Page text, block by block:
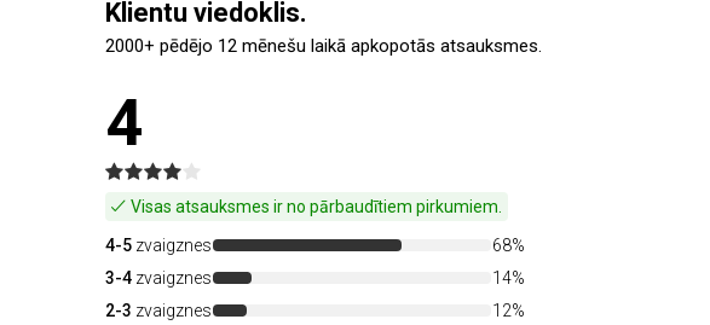
Klientu viedoklis.
2000+ pēdējo 12 mēnešu laikā apkopotās atsauksmes.
4
Visas atsauksmes ir no pārbaudītiem pirkumiem.
4-5 zvaigznes
68%
3-4 zvaigznes
14%
2-3 zvaigznes
12%